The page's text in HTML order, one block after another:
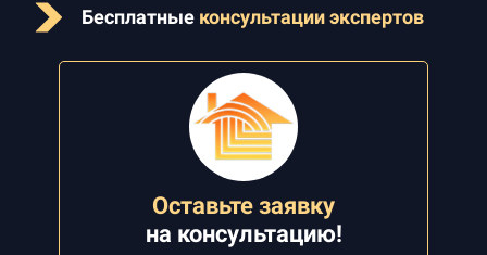
Бесплатные консультации экспертов
Оставьте заявку
на консультацию!